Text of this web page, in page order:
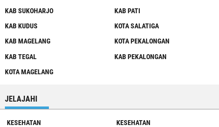
KAB SUKOHARJO
KAB KUDUS
KAB MAGELANG
KAB TEGAL
KOTA MAGELANG
KAB PATI
KOTA SALATIGA
KOTA PEKALONGAN
KAB PEKALONGAN
JELAJAHI
KESEHATAN KESEHATAN